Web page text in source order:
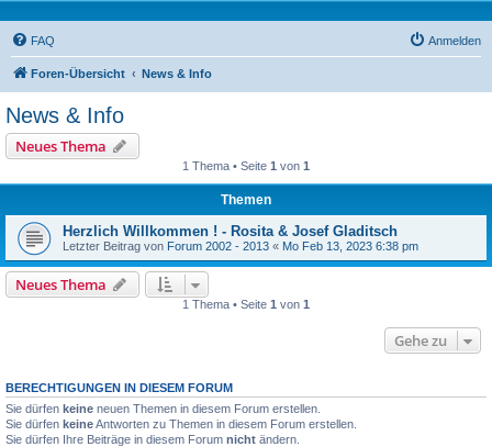
FAQ Anmelden
Foren-Übersicht News & Info
News & Info
Neues Thema
1 Thema • Seite 1 von 1
Themen
Herzlich Willkommen ! - Rosita & Josef Gladitsch
Letzter Beitrag von Forum 2002 - 2013 « Mo Feb 13, 2023 6:38 pm
Neues Thema
1 Thema • Seite 1 von 1
Gehe zu
BERECHTIGUNGEN IN DIESEM FORUM
Sie dürfen keine neuen Themen in diesem Forum erstellen.
Sie dürfen keineAntworten zu Themen in diesem Forum erstellen.
Sie dürfen Ihre Beiträge in diesem Forum nicht ändern.